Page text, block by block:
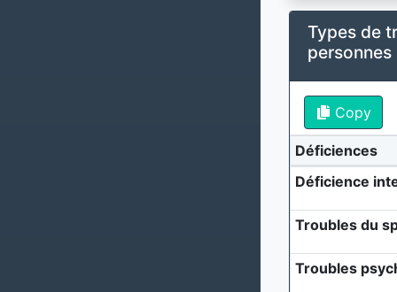
Types de
Copy
Déficiences
Déficience
Troubles du
Troubles